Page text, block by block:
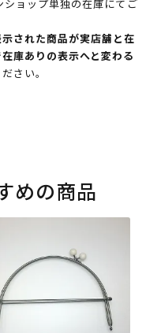
ョップ単独の在庫にてご
された商品が実店舗と在
庫ありの表示へと変わる
さい。
めの商品